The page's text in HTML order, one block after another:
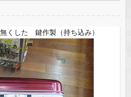
した 鍵作製（持ち込み）